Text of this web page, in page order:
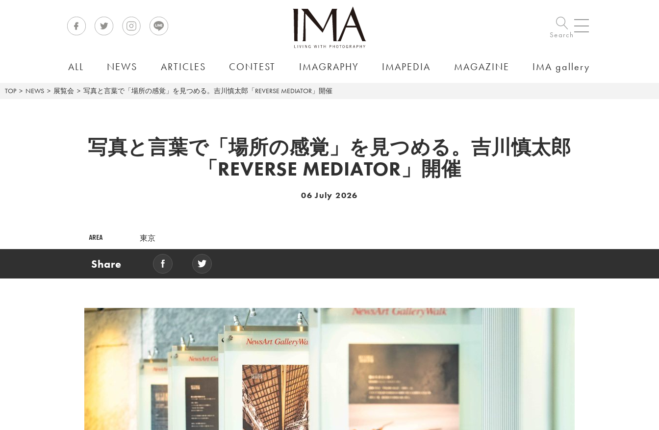
Search
ALL NEWS ARTICLES CONTEST IMAGRAPHY IMAPEDIA MAGAZINE IMA gallery
TOP NEWS 展覧会 写真と言葉で「場所の感覚」を見つめる。吉川慎太郎「REVERSE MEDIATOR」開催
写真と言葉で「場所の感覚」を見つめる。吉川慎太郎
「REVERSE MEDIATOR」開催
06 July 2026
AREA 東京
Share